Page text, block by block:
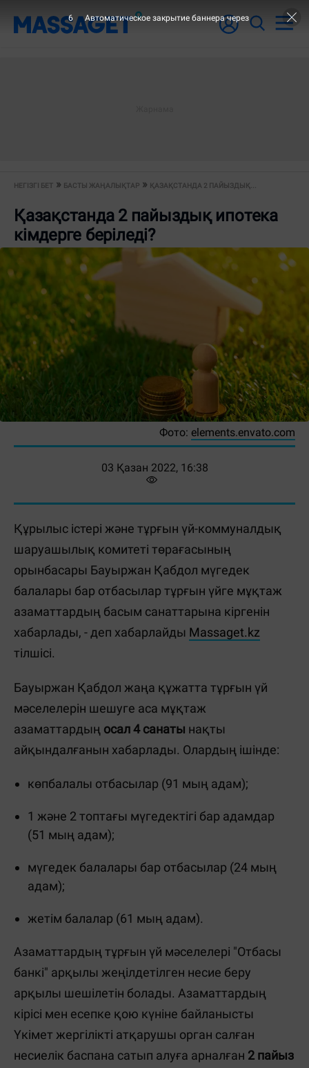
НЕГІЗГІ БЕТ БАСТЫ ЖАҢАЛЫҚТАР ҚАЗАҚСТАНДА 2 ПАЙЫЗДЫҚ...
Қазақстанда 2 пайыздық ипотека
кімдерге беріледі?
Фото: elements.envato.com
03 Қазан 2022, 16:38
Құрылыс істері және тұрғын үй-коммуналдық
шаруашылық комитеті төрағасының
орынбасары Бауыржан Қабдол мүгедек
балалары бар отбасылар тұрғын үйге мұқтаж
азаматтардың басым санаттарына кіргенін
хабарлады, - деп хабарлайды Massaget.kz
тілшісі.
Бауыржан Қабдол жаңа құжатта тұрғын үй
мәселелерін шешуге аса мұқтаж
азаматтардың осал 4 санаты нақты
айқындалғанын хабарлады. Олардың ішінде:
көпбалалы отбасылар (91 мың адам);
1 және 2 топтағы мүгедектігі бар адамдар
(51 мың адам);
мүгедек балалары бар отбасылар (24 мың
адам);
жетім балалар (61 мың адам).
Азаматтардың тұрғын үй мәселелері "Отбасы
банкі" арқылы жеңілдетілген несие беру
арқылы шешілетін болады. Азаматтардың
кірісі мен есепке қою күніне байланысты
Үкімет жергілікті атқарушы орган салған
несиелік баспана сатып алуға арналған 2 пайыз
5 Автоматическое закрытие баннера через